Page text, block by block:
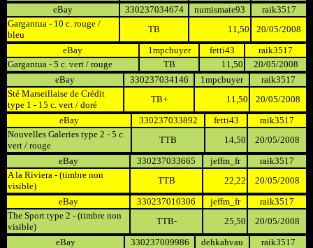
eBay
330237034674 numismate93
raik3517
Gargantua - 10 c. rouge /
bleu
TB 11,50
20/05/2008
eBay
1mpcbuyer fetti43
raik3517
Gargantua - 5 c. vert / rouge
TB 11,50
20/05/2008
eBay
330237034146 1mpcbuyer
raik3517
Sté Marseillaise de Crédit
type 1 - 15 c. vert / doré
TB+ 11,50
20/05/2008
eBay
330237033892 fetti43
raik3517
Nouvelles Galeries type 2 - 5 c.
vert / rouge
TTB 14,50
20/05/2008
eBay
330237033665 jeffm_fr
raik3517
A la Riviera - (timbre non
visible)
TTB 22,22
20/05/2008
eBay
330237010306 jeffm_fr
raik3517
The Sport type 2 - (timbre non
visible)
TTB- 25,50
20/05/2008
eBay
330237009986 dehkahvau
raik3517